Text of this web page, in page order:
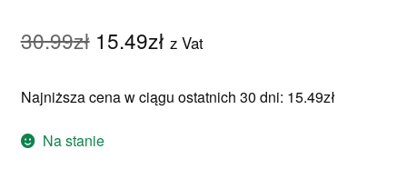
30.99zł Pierwotna
wynosiła:
30.99zł.
15.49złAktualna
wynosi:
z Vat
Najniższa cena w ciągu ostatnich 30 dni: 15.49zł
Na stanie